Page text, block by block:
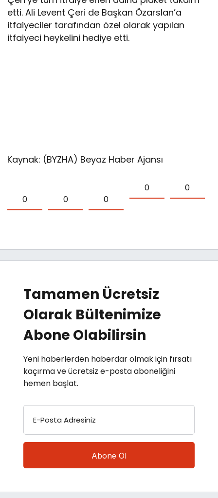
etti. Ali Levent Çeri de Başkan Özarslan’a
itfaiyeciler tarafından özel olarak yapılan
itfaiyeci heykelini hediye etti.
Kaynak: (BYZHA) Beyaz Haber Ajansı
0 0 0
0 0
Tamamen Ücretsiz
Olarak Bültenimize
Abone Olabilirsin
Yeni haberlerden haberdar olmak için fırsatı
kaçırma ve ücretsiz e-posta aboneliğini
hemen başlat.
E-Posta Adresiniz